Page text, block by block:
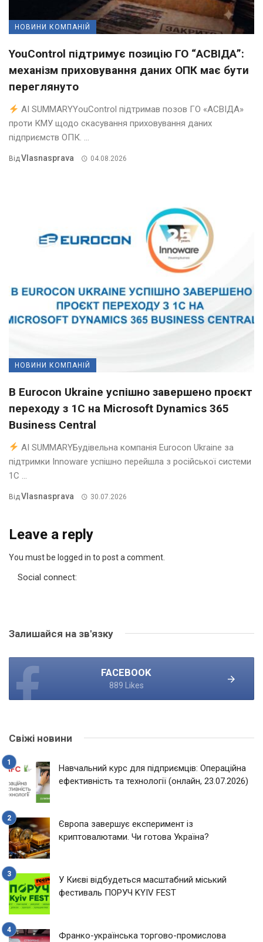
НОВИНИ КОМПАНІЙ
YouControl підтримує позицію ГО “АСВІДА”:
механізм приховування даних ОПК має бути
переглянуто
AI SUMMARYYouControl підтримав позов ГО «АСВІДА»
проти КМУ щодо скасування приховування даних
підприємств ОПК. ...
ВідVlasnasprava 04.08.2026
НОВИНИ КОМПАНІЙ
В Eurocon Ukraine успішно завершено проєкт
переходу з 1С на Microsoft Dynamics 365
Business Central
AI SUMMARYБудівельна компанія Eurocon Ukraine за
підтримки Innoware успішно перейшла з російської системи
1С ...
Від Vlasnasprava 30.07.2026
Leave a reply
You must be logged in to post a comment.
Social connect:
Залишайся на зв'язку
FACEBOOK
889 Likes
Свіжі новини
Навчальний курс для підприємців: Операційна
ефективність та технології (онлайн, 23.07.2026)
Європа завершує експеримент із
криптовалютами. Чи готова Україна?
У Києві відбудеться масштабний міський
фестиваль ПОРУЧ KYIV FEST
Франко-українська торгово-промислова